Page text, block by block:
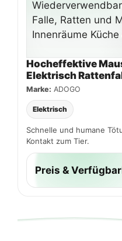
Hocheffektive
Elektrisch
Marke: ADOGO
Elektrisch
Schnelle und humane
Kontakt zum Tier.
Preis &